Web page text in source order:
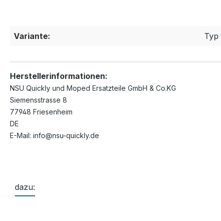
Variante: Typ
Herstellerinformationen:
NSU Quickly und Moped Ersatzteile GmbH & Co.KG
Siemensstrasse 8
77948 Friesenheim
DE
E-Mail: info@nsu-quickly.de
dazu: